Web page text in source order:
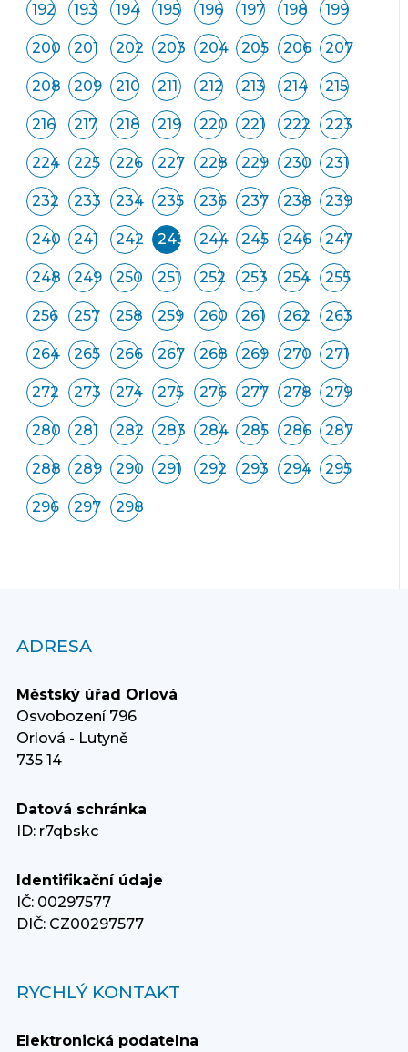
192 193 194 195 196 197 198 199
200 201 202 203 204 205 206 207
208 209 210 211 212 213 214 215
216 217 218 219 220 221 222 223
224 225 226 227 228 229 230 231
232 233 234 235 236 237 238 239
240 241 242 243 244 245 246 247
248 249 250 251 252 253 254 255
256 257 258 259 260 261 262 263
264 265 266 267 268 269 270 271
272 273 274 275 276 277 278 279
280 281 282 283 284 285 286 287
288 289 290 291 292 293 294 295
296 297 298
ADRESA
Městský úřad Orlová
Osvobození 796
Orlová - Lutyně
735 14
Datová schránka
ID: r7qbskc
Identifikační údaje
IČ: 00297577
DIČ: CZ00297577
RYCHLÝ KONTAKT
Elektronická podatelna